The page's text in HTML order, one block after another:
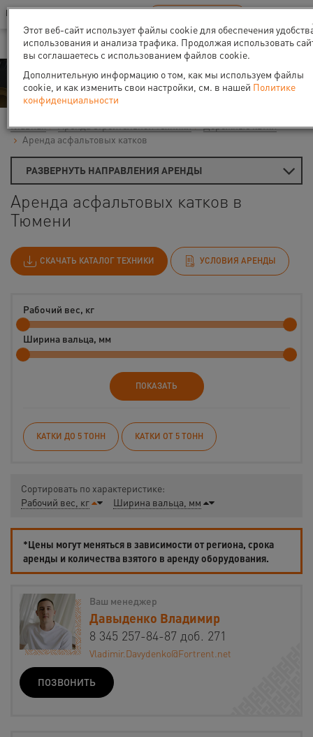
Ваш город:Тюмень
В Вашем регионе нет наших офисов RU EN
Аренда
Главная Аренда строительной техники
Дорожные катки
Аренда асфальтовых катков
РАЗВЕРНУТЬ НАПРАВЛЕНИЯ АРЕНДЫ
Аренда асфальтовых катков в
Тюмени
СКАЧАТЬ КАТАЛОГ ТЕХНИКИ УСЛОВИЯ АРЕНДЫ
Рабочий вес, кг
Ширина вальца, мм
ПОКАЗАТЬ
КАТКИ ДО 5 ТОНН КАТКИ ОТ 5 ТОНН
Сортировать по характеристике:
Рабочий вес, кг
Ширина вальца, мм
*Цены могут меняться в зависимости от региона, срока
аренды и количества взятого в аренду оборудования.
Ваш менеджер
Давыденко Владимир
8 345 257-84-87 доб. 271
Vladimir.Davydenko@Fortrent.net
ПОЗВОНИТЬ
Этот веб-сайт использует файлы cookie для обеспечения
использования и анализа трафика. Продолжая использовать
вы соглашаетесь с использованием файлов cookie.
Дополнительную информацию о том, как мы используем файлы
cookie, и как изменить свои настройки, см. в нашей Политике
конфиденциальности